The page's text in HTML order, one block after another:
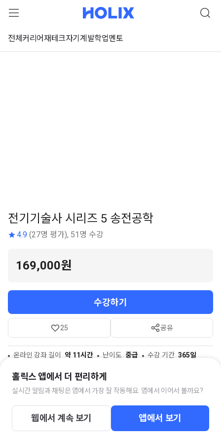
전체 커리어재테크자기계발학업멘토
좌 미리보기
전기기술사 시리즈 5 송전공학
4.9 (27명 평가), 51명 수강
169,000원
수강하기
25 공유
온라인 강좌 길이 약 11시간 난이도 중급 수강 기간 365일
박권배 전기기술사 수강생 스터디 클럽
홀릭스 앱에서 더 편리하게
실시간 알림과 채팅은 앱에서 가장 잘 작동해요. 앱에서 이어서 볼까요?
웹에서 계속 보기 앱에서 보기